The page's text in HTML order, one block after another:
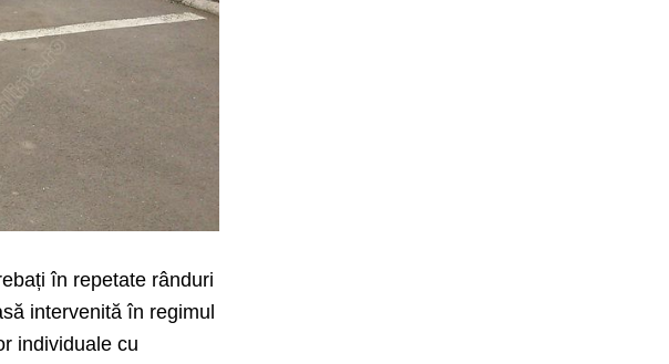
în repetate rânduri
intervenită în regimul
individuale cu